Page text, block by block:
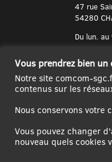
47 rue
54280
Du lun.
03 83
Vous prendrez bien un
Notre site comcom-
contenus sur les
Nous conservons votre
Vous pouvez changer
nouveau quels cookies